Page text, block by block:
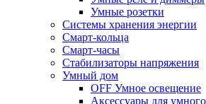
Умные розетки
Системы хранения энергии
Смарт-кольца
Смарт-часы
Стабилизаторы напряжения
Умный дом
OFF Умное освещение
Аксессуары для